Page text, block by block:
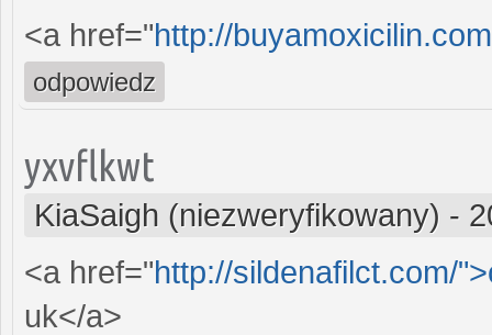
<a href="http://
odpowiedz
yxvflkwt
KiaSaigh (niezweryfikowany) -
<a href="http://sildenafilct.com/
uk</a>